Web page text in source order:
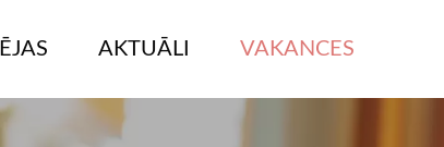
AKTUĀLI VAKANCES